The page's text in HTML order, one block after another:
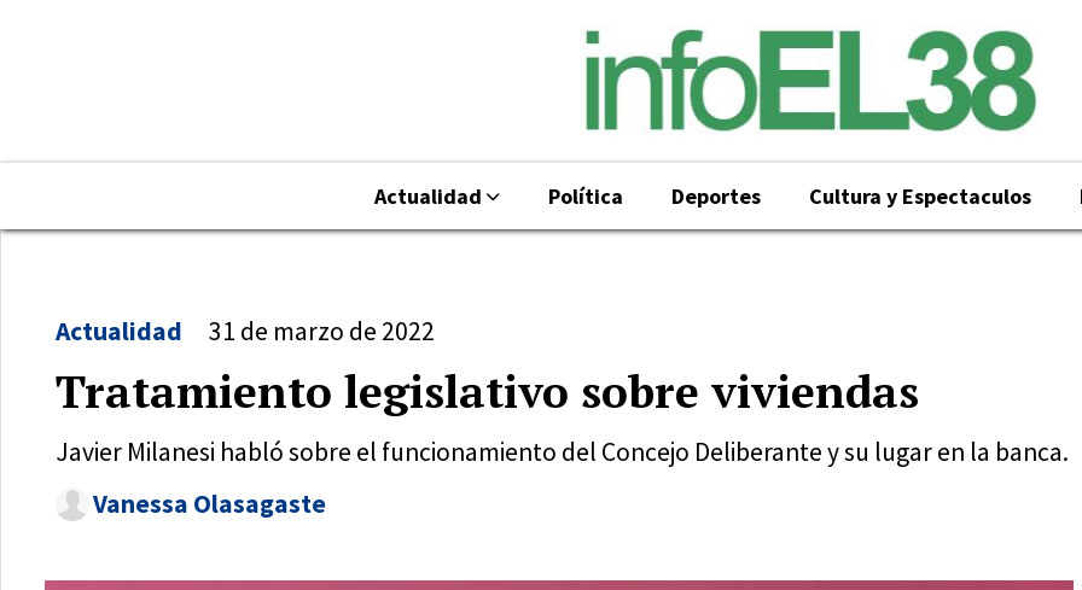
Actualidad Política Deportes Cultura y Espectaculos
Tratamiento legislativo sobre viviendas
Javier Milanesi habló sobre el funcionamiento del Concejo Deliberante y su lugar en la banca.
Actualidad 31 de marzo de 2022
Vanessa Olasagaste